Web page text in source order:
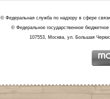
© Федеральная служба по надзору в сфере
© Федеральное государственное
107553, Москва, ул. Большая